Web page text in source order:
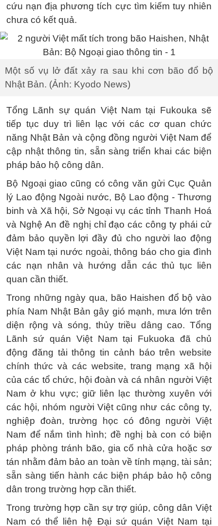
cứu nạn địa phương tích cực tìm kiếm tuy nhiên
chưa có kết quả.
Một số vụ lở đất xảy ra sau khi cơn bão đổ bộ
Nhật Bản. (Ảnh: Kyodo News)
Tổng Lãnh sự quán Việt Nam tại Fukouka sẽ
tiếp tục duy trì liên lạc với các cơ quan chức
năng Nhật Bản và cộng đồng người Việt Nam để
cập nhật thông tin, sẵn sàng triển khai các biện
pháp bảo hộ công dân.
Bộ Ngoại giao cũng có công văn gửi Cục Quản
lý Lao động Ngoài nước, Bộ Lao động - Thương
binh và Xã hội, Sở Ngoại vụ các tỉnh Thanh Hoá
và Nghệ An đề nghị chỉ đạo các công ty phái cử
đảm bảo quyền lợi đầy đủ cho người lao động
Việt Nam tại nước ngoài, thông báo cho gia đình
các nạn nhân và hướng dẫn các thủ tục liên
quan cần thiết.
Trong những ngày qua, bão Haishen đổ bộ vào
phía Nam Nhật Bản gây gió mạnh, mưa lớn trên
diện rộng và sóng, thủy triều dâng cao. Tổng
Lãnh sứ quán Việt Nam tại Fukuoka đã chủ
động đăng tải thông tin cảnh báo trên website
chính thức và các website, trang mạng xã hội
của các tổ chức, hội đoàn và cá nhân người Việt
Nam ở khu vực; giữ liên lạc thường xuyên với
các hội, nhóm người Việt cũng như các công ty,
nghiệp đoàn, trường học có đông người Việt
Nam để nắm tình hình; đề nghị bà con có biện
pháp phòng tránh bão, gia cố nhà cửa hoặc sơ
tán nhằm đảm bảo an toàn về tính mạng, tài sản;
sẵn sàng tiến hành các biện pháp bảo hộ công
dân trong trường hợp cần thiết.
Trong trường hợp cần sự trợ giúp, công dân Việt
Nam có thể liên hệ Đại sứ quán Việt Nam tại